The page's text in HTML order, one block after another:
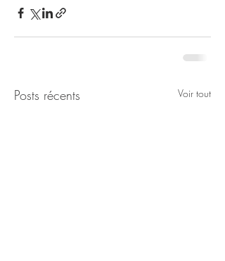
Posts récents Voir tout